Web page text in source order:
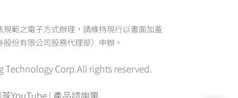
範之電子方式辦理，請維持現行以書面加蓋
份有限公司股務代理部）申辦。
Corp.All rights reserved.
YouTube| 產品諮詢單